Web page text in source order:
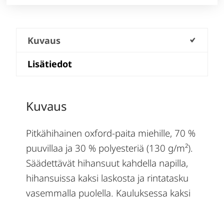
Kuvaus
Lisätiedot
Kuvaus
Pitkähihainen oxford-paita miehille, 70 %
puuvillaa ja 30 % polyesteriä (130 g/m²).
Säädettävät hihansuut kahdella napilla,
hihansuissa kaksi laskosta ja rintatasku
vasemmalla puolella. Kauluksessa kaksi